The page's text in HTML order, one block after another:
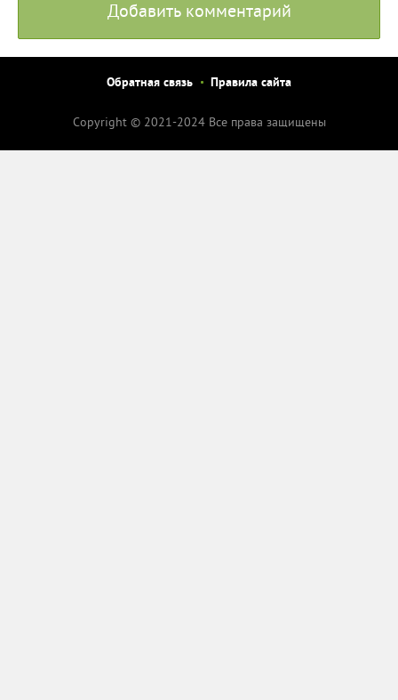
Добавить комментарий
Обратная связь Правила сайта
Copyright © 2021-2024 Все права защищены